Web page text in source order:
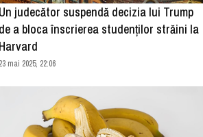
Un judecător suspendă decizia lui Trump
de a bloca înscrierea studenţilor străini la
Harvard
23 mai 2025, 22:06